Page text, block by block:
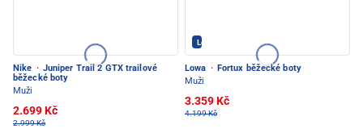
Nike · Juniper Trail 2 GTX trailové
běžecké boty
Muži
2.699 Kč
2.999 Kč
Lowa - PEC POD SNĚŽKOU
Lowa · Fortux běžecké boty
Muži
3.359 Kč
4.199 Kč